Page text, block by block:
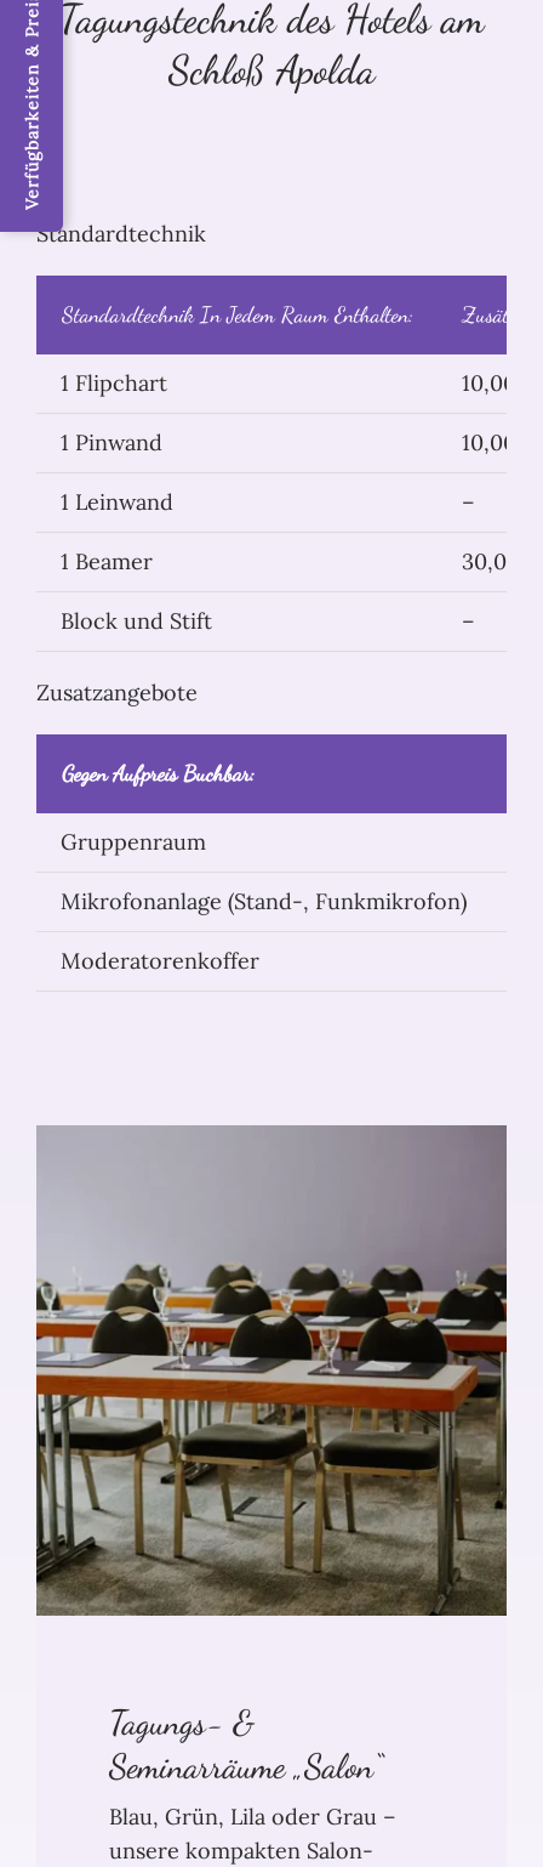
Tagungstechnik des Hotels am
Schloß Apolda
Standardtechnik
Standardtechnik In Jedem Raum Enthalten:
1 Flipchart 10,00
1 Pinwand 10,00
1 Leinwand –
1 Beamer 30,00
Block und Stift –
Zusatzangebote
Gegen Aufpreis Buchbar:
Gruppenraum
Mikrofonanlage (Stand-, Funkmikrofon)
Moderatorenkoffer
Tagungs- &
Seminarräume „Salon“
Blau, Grün, Lila oder Grau –
unsere kompakten Salon-